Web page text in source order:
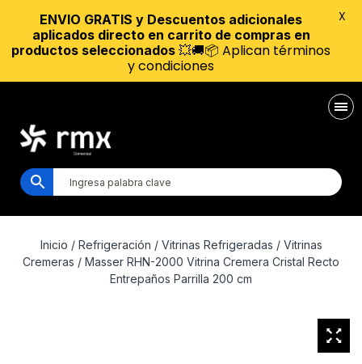
Inicio / Refrigeración / Vitrinas Refrigeradas / Vitrinas
Cremeras / Masser RHN-2000 Vitrina Cremera Cristal Recto
Entrepaños Parrilla 200 cm
ENVIO GRATIS y Descuentos adicionales
aplicados directo en carrito de compras en
productos seleccionados 💥🚚📦 Aplican términos
y condiciones
X